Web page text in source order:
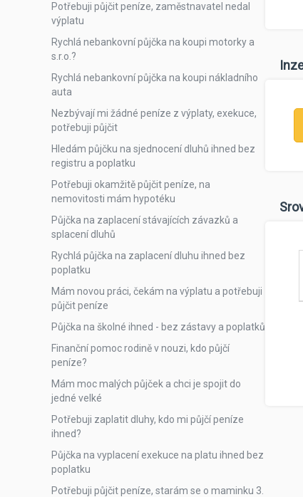
Potřebuji půjčit peníze, zaměstnavatel nedal
výplatu
Rychlá nebankovní půjčka na koupi motorky a
s.r.o.?
Rychlá nebankovní půjčka na koupi nákladního
auta
Nezbývají mi žádné peníze z výplaty, exekuce,
potřebuji půjčit
Hledám půjčku na sjednocení dluhů ihned bez
registru a poplatku
Potřebuji okamžitě půjčit peníze, na
nemovitosti mám hypotéku
Půjčka na zaplacení stávajících závazků a
splacení dluhů
Rychlá půjčka na zaplacení dluhu ihned bez
poplatku
Mám novou práci, čekám na výplatu a potřebuji
půjčit peníze
Půjčka na školné ihned - bez zástavy a poplatků
Finanční pomoc rodině v nouzi, kdo půjčí
peníze?
Mám moc malých půjček a chci je spojit do
jedné velké
Potřebuji zaplatit dluhy, kdo mi půjčí peníze
ihned?
Půjčka na vyplacení exekuce na platu ihned bez
poplatku
Potřebuji půjčit peníze, starám se o maminku 3.